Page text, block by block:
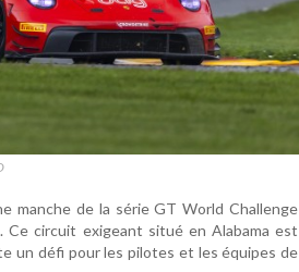
manche de la série GT World Challenge
Ce circuit exigeant situé en Alabama est
un défi pour les pilotes et les équipes de